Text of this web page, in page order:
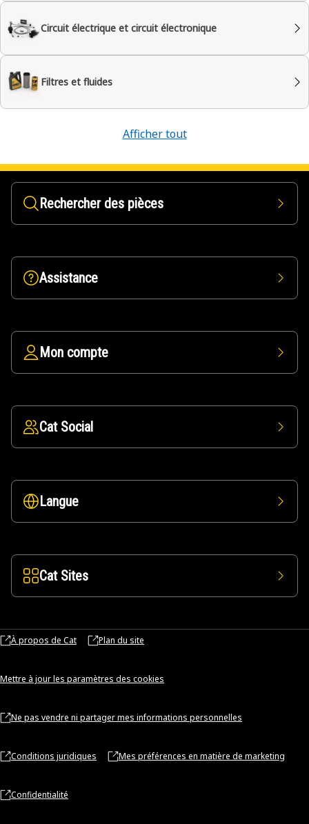
Circuit électrique et circuit électronique
Filtres et fluides
Afficher tout
Rechercher des pièces
Assistance
Mon compte
Cat Social
Langue
Cat Sites
À propos de Cat Plan du site
Mettre à jour les paramètres des cookies
Ne pas vendre ni partager mes informations personnelles
Conditions juridiques Mes préférences en matière de marketing
Confidentialité